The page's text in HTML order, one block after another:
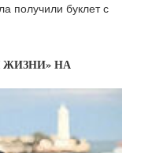
получили буклет с
НА